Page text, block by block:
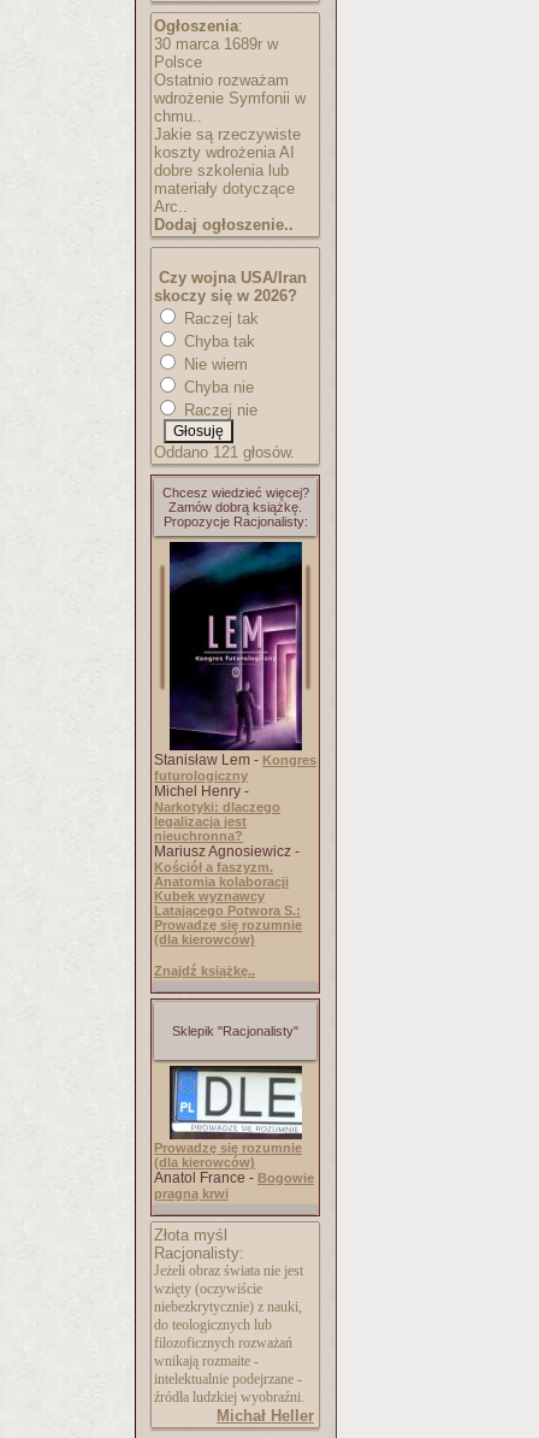
Ogłoszenia:
30 marca 1689r w
Polsce
Ostatnio rozważam
wdrożenie Symfonii w
chmu..
Jakie są rzeczywiste
koszty wdrożenia AI
dobre szkolenia lub
materiały dotyczące
Arc..
Dodaj ogłoszenie..
Czy wojna USA/Iran
skoczy się w 2026?
Raczej tak
Chyba tak
Nie wiem
Chyba nie
Raczej nie
Oddano 121 głosów.
Chcesz wiedzieć więcej?
Zamów dobrą książkę.
Propozycje Racjonalisty:
Stanisław Lem - Kongres
futurologiczny
Michel Henry -
Narkotyki: dlaczego
legalizacja jest
nieuchronna?
Mariusz Agnosiewicz -
Kościół a faszyzm.
Anatomia kolaboracji
Kubek wyznawcy
Latającego Potwora S.:
Prowadzę się rozumnie
(dla kierowców)
Znajdź książkę..
Sklepik "Racjonalisty"
Prowadzę się rozumnie
(dla kierowców)
Anatol France - Bogowie
pragną krwi
Złota myśl
Racjonalisty:
Jeżeli obraz świata nie jest
wzięty (oczywiście
niebezkrytycznie) z nauki,
do teologicznych lub
filozoficznych rozważań
wnikają rozmaite -
intelektualnie podejrzane -
źródła ludzkiej wyobraźni.
Michał Heller